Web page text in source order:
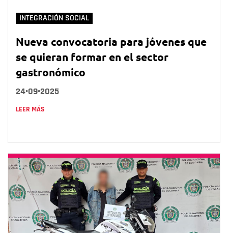
INTEGRACIÓN SOCIAL
Nueva convocatoria para jóvenes que
se quieran formar en el sector
gastronómico
24•09•2025
LEER MÁS